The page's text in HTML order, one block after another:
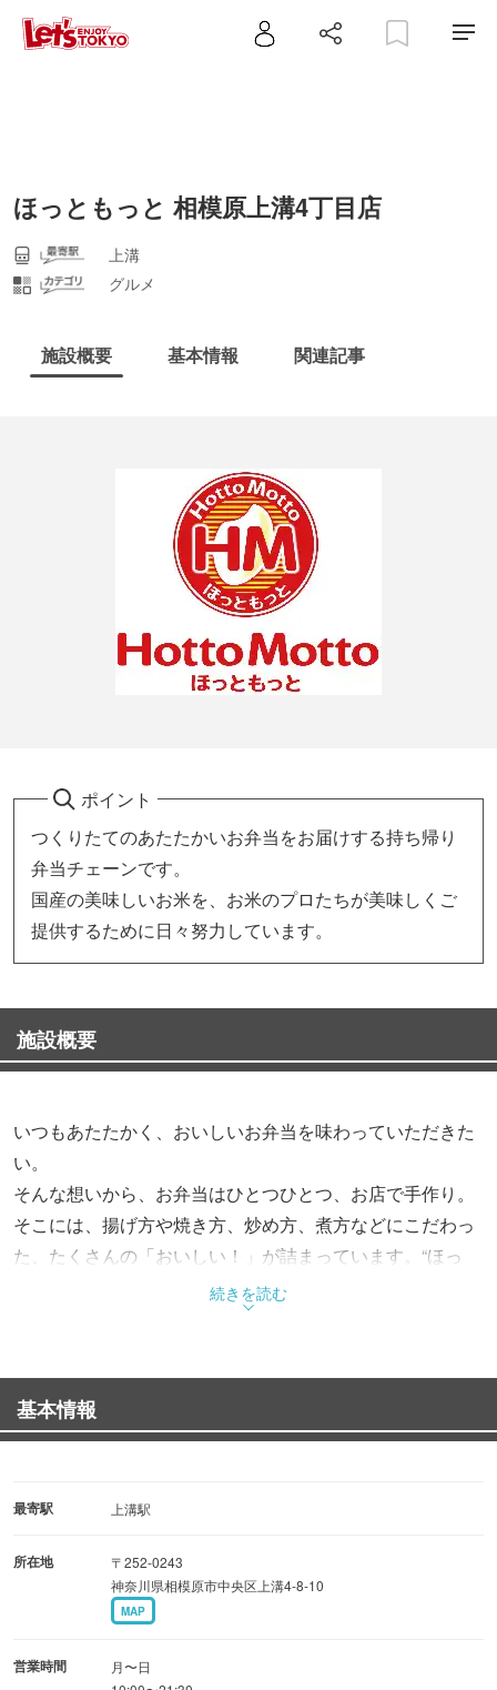
ほっともっと 相模原上溝4丁目店
上溝
グルメ
施設概要 基本情報 関連記事
ポイント
つくりたてのあたたかいお弁当をお届けする持ち帰り
弁当チェーンです。
国産の美味しいお米を、お米のプロたちが美味しくご
提供するために日々努力しています。
施設概要
いつもあたたかく、おいしいお弁当を味わっていただきた
い。
そんな想いから、お弁当はひとつひとつ、お店で手作り。
そこには、揚げ方や焼き方、炒め方、煮方などにこだわっ
た、たくさんの「おいしい！」が詰まっています。“ほっ
と”できるお弁当で、“もっと”お客様を笑顔にする。これか
らも、そんなお弁当をお届けします。
続きを読む
基本情報
最寄駅 上溝駅
所在地
〒252-0243
神奈川県相模原市中央区上溝4-8-10
MAP
営業時間
月〜日